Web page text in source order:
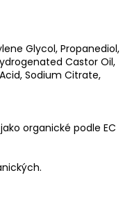
Glycol, Propanediol,
Castor Oil,
Sodium Citrate,
organické podle EC